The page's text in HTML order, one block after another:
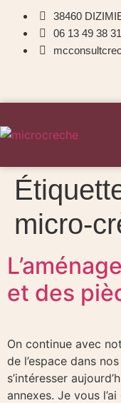
38460
06 13 49 38 31
micro-
et des
On continue avec
de l’espace dans
s’intéresser
annexes. Je vous